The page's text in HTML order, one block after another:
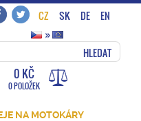
CZ SK DE
EN
»
HLEDAT
0 KČ
0 POLOŽEK
NA MOTOKÁRY